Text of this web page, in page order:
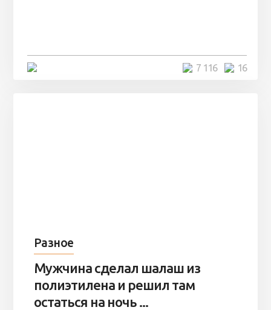
16
7 116
Разное
Мужчина сделал шалаш из
полиэтилена и решил там
остаться на ночь ...